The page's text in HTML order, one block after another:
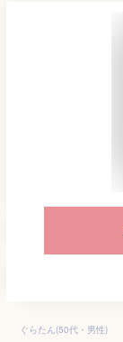
ぐらたん(50代・男性)